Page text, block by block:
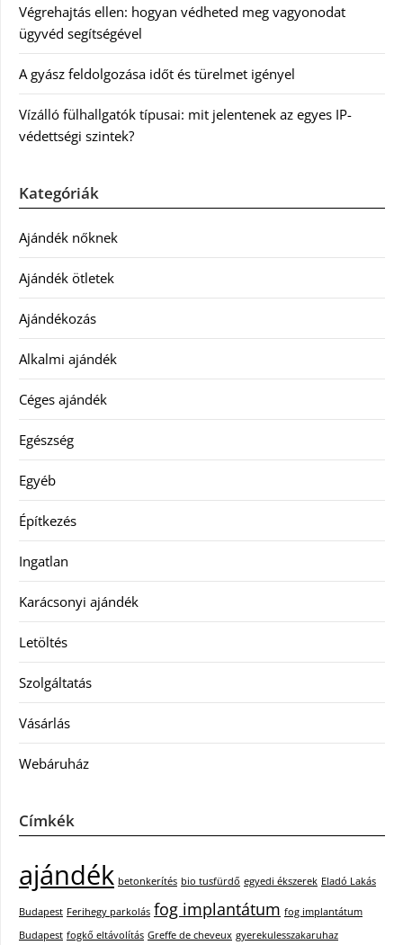
Végrehajtás ellen: hogyan védheted meg vagyonodat
ügyvéd segítségével
A gyász feldolgozása időt és türelmet igényel
Vízálló fülhallgatók típusai: mit jelentenek az egyes IP-
védettségi szintek?
Kategóriák
Ajándék nőknek
Ajándék ötletek
Ajándékozás
Alkalmi ajándék
Céges ajándék
Egészség
Egyéb
Építkezés
Ingatlan
Karácsonyi ajándék
Letöltés
Szolgáltatás
Vásárlás
Webáruház
Címkék
ajándék betonkerítés bio tusfürdő egyedi ékszerek Eladó Lakás
Budapest Ferihegy parkolás fog implantátum fog implantátum
Budapest fogkő eltávolítás Greffe de cheveux gyerekulesszakaruhaz